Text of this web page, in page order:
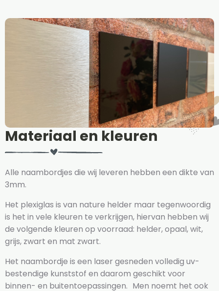
Materiaal en kleuren
Alle naambordjes die wij leveren hebben een dikte van
3mm.
Het plexiglas is van nature helder maar tegenwoordig
is het in vele kleuren te verkrijgen, hiervan hebben wij
de volgende kleuren op voorraad: helder, opaal, wit,
grijs, zwart en mat zwart.
Het naambordje is een laser gesneden volledig uv-
bestendige kunststof en daarom geschikt voor
binnen- en buitentoepassingen. Men noemt het ook